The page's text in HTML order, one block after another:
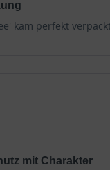
'Heckenfee'
einher mit
lassen und im
kam perfekt
mit Charakter